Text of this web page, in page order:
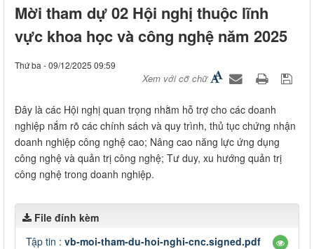
Mời tham dự 02 Hội nghị thuộc lĩnh
vực khoa học và công nghệ năm 2025
Thứ ba - 09/12/2025 09:59
Xem với cỡ chữ
Đây là các Hội nghị quan trọng nhằm hỗ trợ cho các doanh
nghiệp nắm rõ các chính sách và quy trình, thủ tục chứng nhận
doanh nghiệp công nghệ cao; Nâng cao năng lực ứng dụng
công nghệ và quản trị công nghệ; Tư duy, xu hướng quản trị
công nghệ trong doanh nghiệp.
File đính kèm
Tập tin : vb-moi-tham-du-hoi-nghi-cnc.signed.pdf